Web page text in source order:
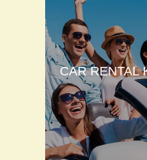
CAR RENTAL